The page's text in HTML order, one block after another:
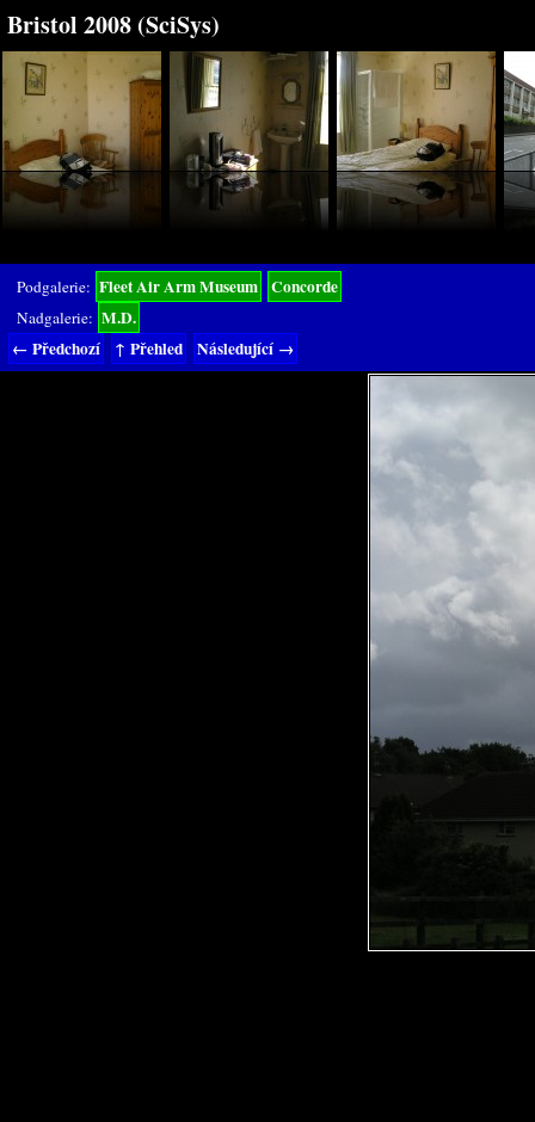
Bristol 2008 (SciSys)
Podgalerie: Fleet Air Arm Museum Concorde
Nadgalerie: M.D.
← Předchozí
↑ Přehled Následující →